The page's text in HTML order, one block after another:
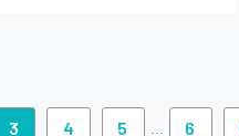
3 4 5 6